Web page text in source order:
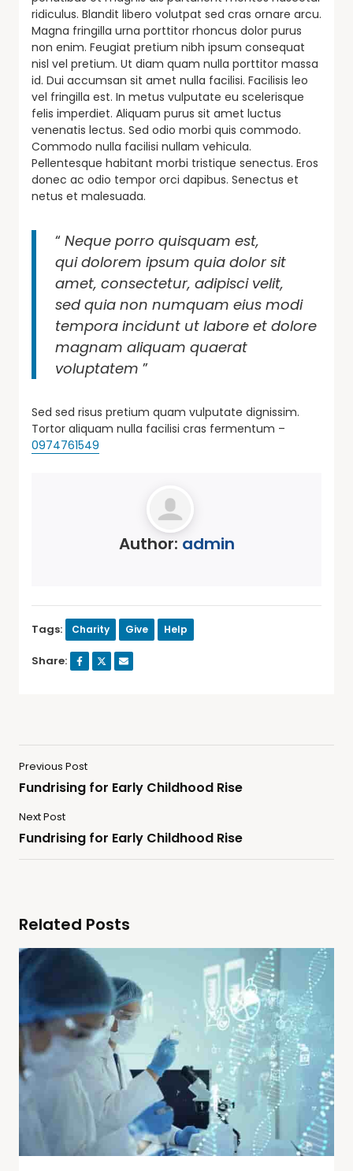
ridiculus. Blandit libero volutpat sed cras ornare arcu.
Magna fringilla urna porttitor rhoncus dolor purus
non enim. Feugiat pretium nibh ipsum consequat
nisl vel pretium. Ut diam quam nulla porttitor massa
id. Dui accumsan sit amet nulla facilisi. Facilisis leo
vel fringilla est. In metus vulputate eu scelerisque
felis imperdiet. Aliquam purus sit amet luctus
venenatis lectus. Sed odio morbi quis commodo.
Commodo nulla facilisi nullam vehicula.
Pellentesque habitant morbi tristique senectus. Eros
donec ac odio tempor orci dapibus. Senectus et
netus et malesuada.
“ Neque porro quisquam est,
qui dolorem ipsum quia dolor sit
amet, consectetur, adipisci velit,
sed quia non numquam eius modi
tempora incidunt ut labore et dolore
magnam aliquam quaerat
voluptatem ”
Sed sed risus pretium quam vulputate dignissim.
Tortor aliquam nulla facilisi cras fermentum –
0974761549
Author: admin
Tags: Charity Give Help
Share:
Previous Post
Fundrising for Early Childhood Rise
Next Post
Fundrising for Early Childhood Rise
Related Posts